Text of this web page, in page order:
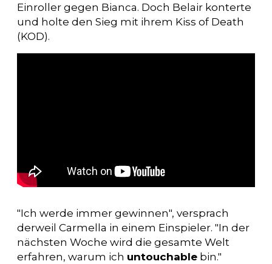
Einroller gegen Bianca. Doch Belair konterte
und holte den Sieg mit ihrem Kiss of Death
(KOD).
"Ich werde immer gewinnen", versprach
derweil Carmella in einem Einspieler. "In der
nächsten Woche wird die gesamte Welt
erfahren, warum ich untouchable bin."